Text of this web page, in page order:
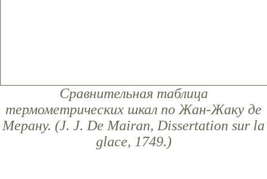
Сравнительная таблица
термометрических шкал по Жан-Жаку де
Мерану. (J. J. De Mairan, Dissertation sur la
glace, 1749.)